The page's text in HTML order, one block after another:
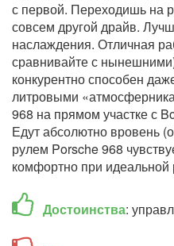
с первой. Переходишь на
совсем другой драйв.
наслаждения. Отличная
сравнивайте с
конкурентно способен
литровыми
968 на прямом участке с
Едут абсолютно вровень
рулем Porsche 968
комфортно при идеальной
Достоинства: